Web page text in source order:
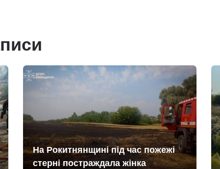
На Рокитнянщині під час пожежі
стерні постраждала жінка